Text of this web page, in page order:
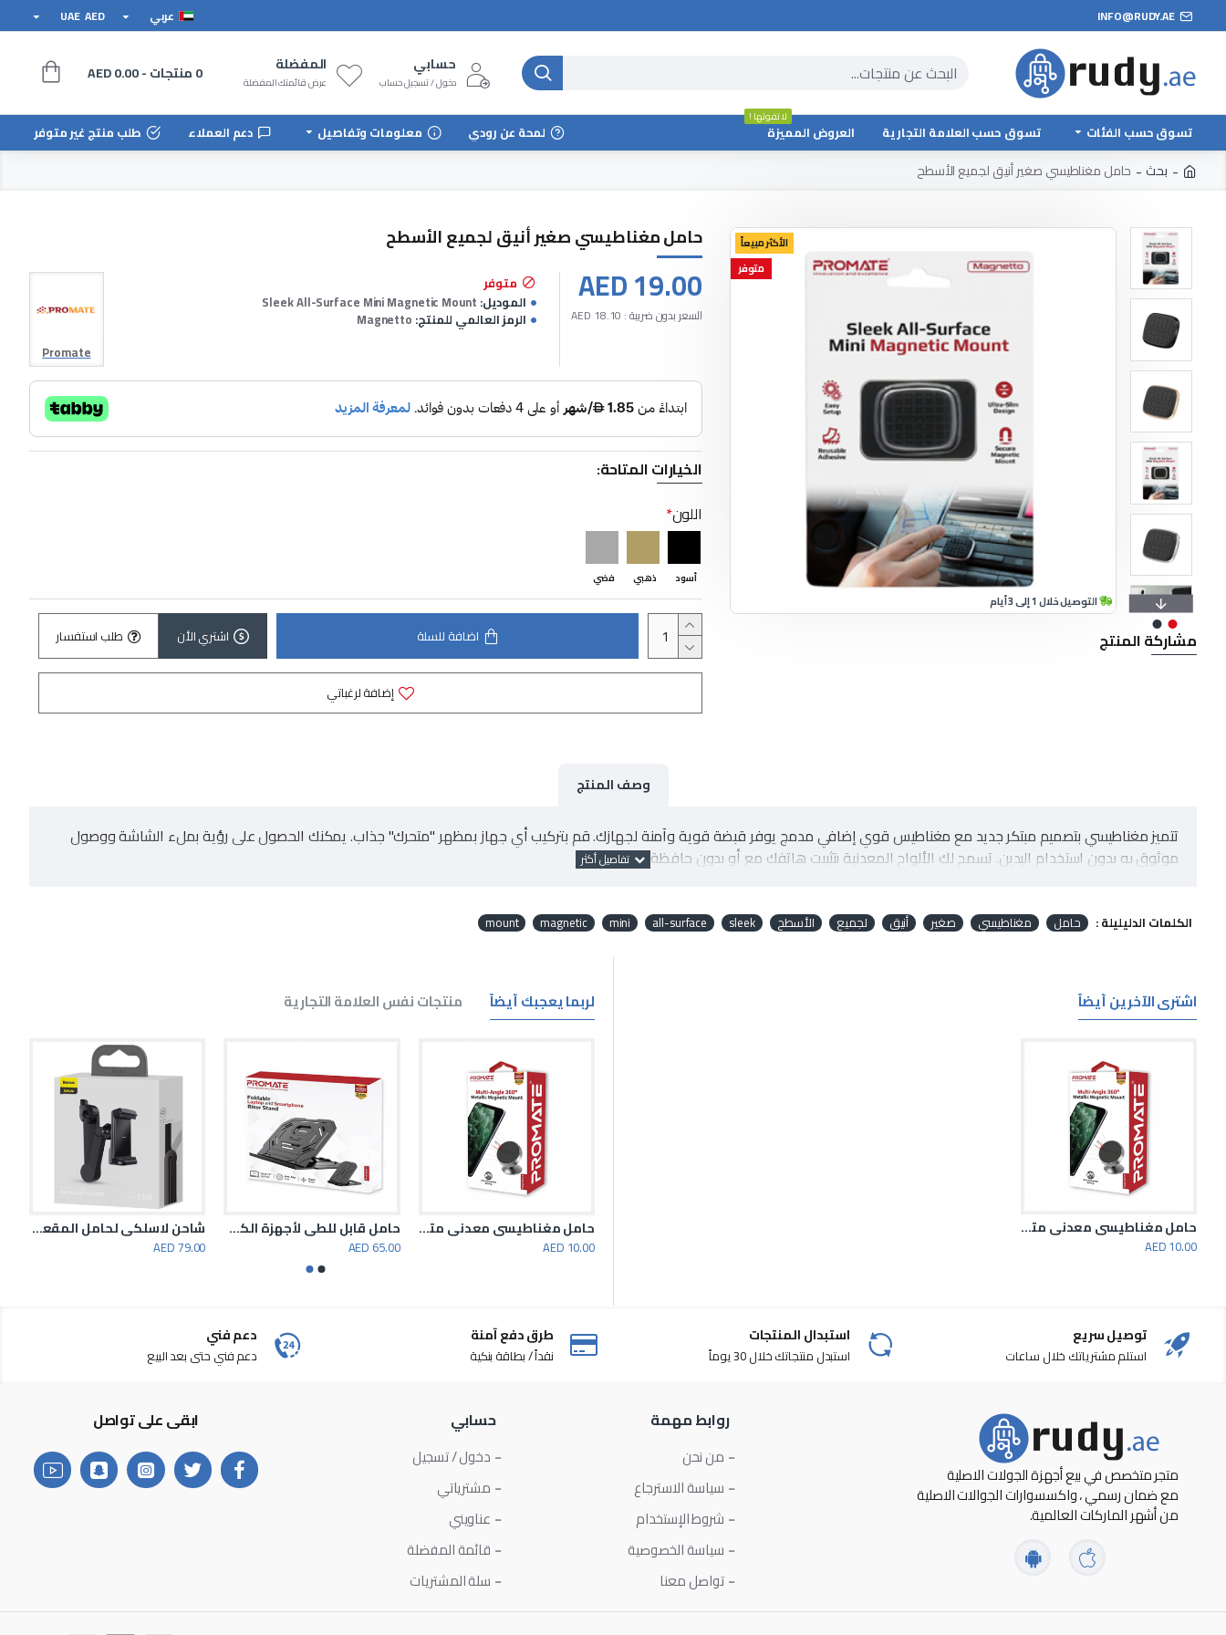
INFO@RUDY.AE عربي AED
UAE
حسابي
دخول / تسجيل حساب
المفضلة
عرض قائمتك المفضلة 0 منتجات - AED 0.00
تسوق حسب الفئات تسوق حسب العلامة التجارية العروض المميزة
لا تفوتها !
لمحة عن رودي معلومات وتفاصيل دعم العملاء طلب منتج غير متوفر
بحث حامل مغناطيسي صغير أنيق لجميع الأسطح
الأكثر مبيعاً
التوصيل خلال 1 إلى 3 أيام
متوفر
مشاركة المنتج
حامل مغناطيسي صغير أنيق لجميع الأسطح
AED 19.00
السعر بدون ضريبة : AED 18.10
متوفر
الموديل: Sleek All-Surface Mini Magnetic Mount
الرمز العالمي للمنتج: Magnetto
Promate
الخيارات المتاحة:
اللون
أسود ذهبي فضي
اضافة للسلة اشتري الأن طلب استفسار
إضافة لرغباتي
وصف المنتج
تتميز مغناطيسي بتصميم مبتكر جديد مع مغناطيس قوي إضافي مدمج يوفر قبضة قوية وآمنة لجهازك. قم بتركيب أي جهاز بمظهر "متحرك" جذاب. يمكنك الحصول على رؤية بملء الشاشة ووصول
موثوق به بدون استخدام اليدين. تسمح لك الألواح المعدنية بتثبيت هاتفك مع أو بدون حافظة.
الكلمات الدليليلة : حامل مغناطيسي صغير أنيق لجميع الأسطح sleek
all-surface
mini
magnetic
mount
اشترى الآخرين أيضاً
حامل مغناطيسي معدني متعدد الزوايا 360 درجة
AED 10.00
لربما يعجبك أيضاً منتجات نفس العلامة التجارية
شاشة عرض محمولة للبروجكتر للاستخدام المنزلي والمكتب في الأماكن المغلقة والمفتوحة
AED 135.00
حامل مغناطيسي معدني متعدد الزوايا 360 درجة
AED 10.00
حامل قابل للطي لأجهزة الكمبيوتر المحمول والهواتف الذكية
AED 65.00
شاحن لاسلكي لحامل المقعد الخلفي
AED 79.00
توصيل سريع
استلم مشترياتك خلال ساعات
استبدال المنتجات
استبدل منتجاتك خلال 30 يوماً
طرق دفع آمنة
نقداً / بطاقة بنكية
دعم فني
دعم فني حتى بعد البيع
متجر متخصص في بيع أجهزة الجولات الاصلية
مع ضمان رسمي ، واكسسوارات الجوالات الاصلية
من أشهر الماركات العالمية.
روابط مهمة
من نحن
سياسة الاسترجاع
شروط الإستخدام
سياسة الخصوصية
تواصل معنا
حسابي
دخول / تسجيل
مشترياتي
عناويني
قائمة المفضلة
سلة المشتريات
ابقى على تواصل